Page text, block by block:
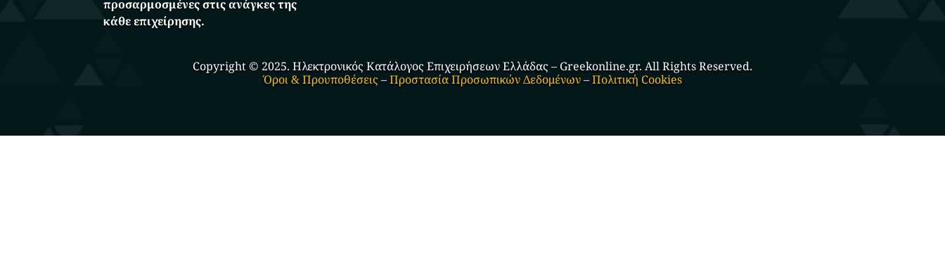
προσαρμοσμένες στις ανάγκες της
κάθε επιχείρησης.
Copyright © 2025. Ηλεκτρονικός Κατάλογος Επιχειρήσεων Ελλάδας – Greekonline.gr. All Rights Reserved.
Όροι & Προυποθέσεις –Προστασία Προσωπικών Δεδομένων–Πολιτική Cookies